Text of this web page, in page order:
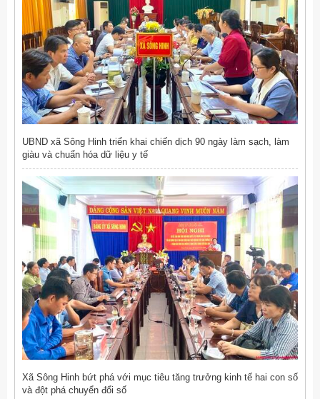
UBND xã Sông Hinh triển khai chiến dịch 90 ngày làm sạch, làm
giàu và chuẩn hóa dữ liệu y tế
Xã Sông Hinh bứt phá với mục tiêu tăng trưởng kinh tế hai con số
và đột phá chuyển đổi số